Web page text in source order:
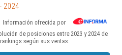
2024
Información ofrecida por
de posiciones entre 2023 y 2024 de
según sus ventas: